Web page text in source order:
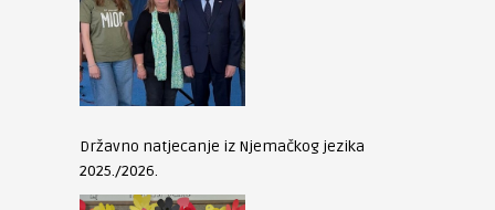
Državno natjecanje iz Njemačkog jezika
2025./2026.